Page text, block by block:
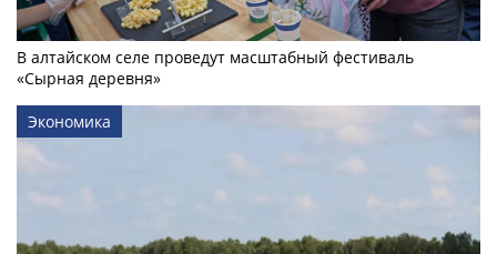
В алтайском селе проведут масштабный фестиваль
«Сырная деревня»
Экономика